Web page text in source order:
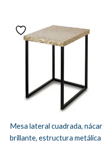
Mesa lateral cuadrada, nácar
brillante, estructura metálica